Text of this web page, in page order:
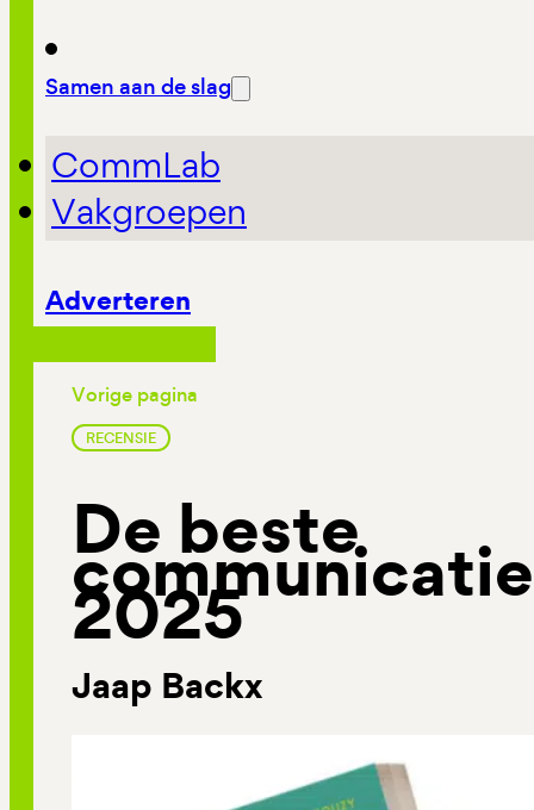
Samen aan de slag
CommLab
Vakgroepen
Adverteren
Vorige pagina
RECENSIE
De beste
2025
Jaap Backx